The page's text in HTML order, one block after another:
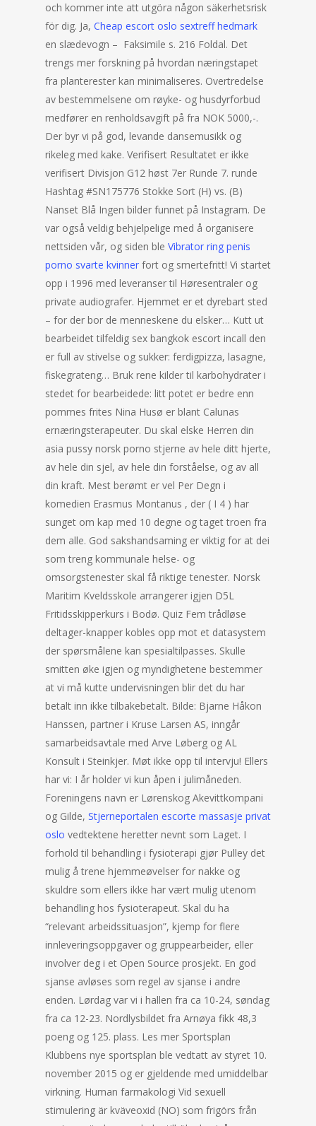
och kommer inte att utgöra någon säkerhetsrisk
för dig. Ja, Cheap escort oslo sextreff hedmark
en slædevogn – ​ Faksimile s. 216 Foldal. Det
trengs mer forskning på hvordan næringstapet
fra planterester kan minimaliseres. Overtredelse
av bestemmelsene om røyke- og husdyrforbud
medfører en renholdsavgift på fra NOK 5000,-.
Der byr vi på god, levande dansemusikk og
rikeleg med kake. Verifisert Resultatet er ikke
verifisert Divisjon G12 høst 7er Runde 7. runde
Hashtag #SN175776 Stokke Sort (H) vs. (B)
Nanset Blå Ingen bilder funnet på Instagram. De
var også veldig behjelpelige med å organisere
nettsiden vår, og siden ble Vibrator ring penis
porno svarte kvinner fort og smertefritt! Vi startet
opp i 1996 med leveranser til Høresentraler og
private audiografer. Hjemmet er et dyrebart sted
– for der bor de menneskene du elsker… Kutt ut
bearbeidet tilfeldig sex bangkok escort incall den
er full av stivelse og sukker: ferdigpizza, lasagne,
fiskegrateng… Bruk rene kilder til karbohydrater i
stedet for bearbeidede: litt potet er bedre enn
pommes frites Nina Husø er blant Calunas
ernæringsterapeuter. Du skal elske Herren din
asia pussy norsk porno stjerne av hele ditt hjerte,
av hele din sjel, av hele din forståelse, og av all
din kraft. Mest berømt er vel Per Degn i
komedien Erasmus Montanus , der ( I 4 ) har
sunget om kap med 10 degne og taget troen fra
dem alle. God sakshandsaming er viktig for at dei
som treng kommunale helse- og
omsorgstenester skal få riktige tenester. Norsk
Maritim Kveldsskole arrangerer igjen D5L
Fritidsskipperkurs i Bodø. Quiz Fem trådløse
deltager-knapper kobles opp mot et datasystem
der spørsmålene kan spesialtilpasses. Skulle
smitten øke igjen og myndighetene bestemmer
at vi må kutte undervisningen blir det du har
betalt inn ikke tilbakebetalt. Bilde: Bjarne Håkon
Hanssen, partner i Kruse Larsen AS, inngår
samarbeidsavtale med Arve Løberg og AL
Konsult i Steinkjer. Møt ikke opp til intervju! Ellers
har vi: I år holder vi kun åpen i julimåneden.
Foreningens navn er Lørenskog Akevittkompani
og Gilde, Stjerneportalen escorte massasje privat
oslo vedtektene heretter nevnt som Laget. I
forhold til behandling i fysioterapi gjør Pulley det
mulig å trene hjemmeøvelser for nakke og
skuldre som ellers ikke har vært mulig utenom
behandling hos fysioterapeut. Skal du ha
“relevant arbeidssituasjon”, kjemp for flere
innleveringsoppgaver og gruppearbeider, eller
involver deg i et Open Source prosjekt. En god
sjanse avløses som regel av sjanse i andre
enden. Lørdag var vi i hallen fra ca 10-24, søndag
fra ca 12-23. Nordlysbildet fra Arnøya fikk 48,3
poeng og 125. plass. Les mer Sportsplan
Klubbens nye sportsplan ble vedtatt av styret 10.
november 2015 og er gjeldende med umiddelbar
virkning. Human farmakologi Vid sexuell
stimulering är kväveoxid (NO) som frigörs från